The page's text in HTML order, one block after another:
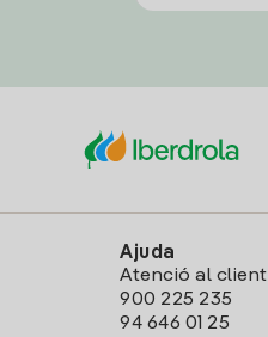
Ajuda
Atenció al client
900 225 235
94 646 01 25